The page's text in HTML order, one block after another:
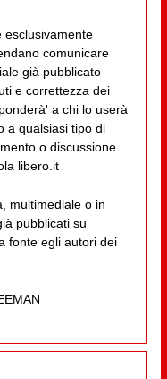
esclusivamente
comunicare
già pubblicato
e correttezza dei
a chi lo userà
a qualsiasi tipo di
o discussione.
libero.it
multimediale o in
pubblicati su
fonte egli autori dei